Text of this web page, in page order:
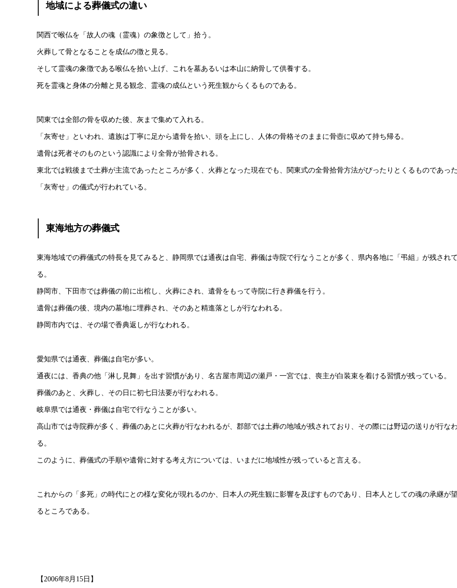
地域による葬儀式の違い
関西で喉仏を「故人の魂（霊魂）の象徴として」拾う。
火葬して骨となることを成仏の徴と見る。
そして霊魂の象徴である喉仏を拾い上げ、これを墓あるいは本山に納骨して供養する。
死を霊魂と身体の分離と見る観念、霊魂の成仏という死生観からくるものである。
関東では全部の骨を収めた後、灰まで集めて入れる。
「灰寄せ」といわれ、遺族は丁寧に足から遺骨を拾い、頭を上にし、人体の骨格そのままに骨壺に収めて持ち帰る。
遺骨は死者そのものという認識により全骨が拾骨される。
東北では戦後まで土葬が主流であったところが多く、火葬となった現在でも、関東式の全骨拾骨方法がぴったりとくるものであっ
「灰寄せ」の儀式が行われている。
東海地方の葬儀式
東海地域での葬儀式の特長を見てみると、静岡県では通夜は自宅、葬儀は寺院で行なうことが多く、県内各地に「弔組」が残され
る。
静岡市、下田市では葬儀の前に出棺し、火葬にされ、遺骨をもって寺院に行き葬儀を行う。
遺骨は葬儀の後、境内の墓地に埋葬され、そのあと精進落としが行なわれる。
静岡市内では、その場で香典返しが行なわれる。
愛知県では通夜、葬儀は自宅が多い。
通夜には、香典の他「淋し見舞」を出す習慣があり、名古屋市周辺の瀬戸・一宮では、喪主が白装束を着ける習慣が残っている。
葬儀のあと、火葬し、その日に初七日法要が行なわれる。
岐阜県では通夜・葬儀は自宅で行なうことが多い。
高山市では寺院葬が多く、葬儀のあとに火葬が行なわれるが、郡部では土葬の地域が残されており、その際には野辺の送りが行な
る。
このように、葬儀式の手順や遺骨に対する考え方については、いまだに地域性が残っていると言える。
これからの「多死」の時代にとの様な変化が現れるのか、日本人の死生観に影響を及ぼすものであり、日本人としての魂の承継が
るところである。
【2006年8月15日】